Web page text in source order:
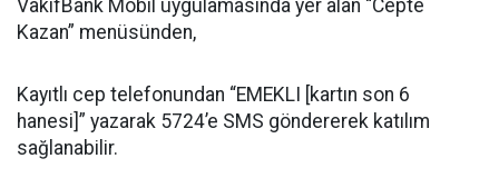
VakıfBank Mobil uygulamasında yer alan “Cepte
Kazan” menüsünden,
Kayıtlı cep telefonundan “EMEKLI [kartın son 6
hanesi]” yazarak 5724’e SMS göndererek katılım
sağlanabilir.